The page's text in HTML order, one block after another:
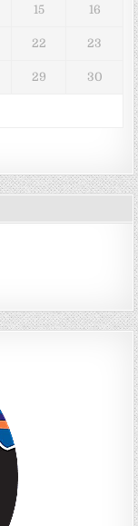
15 16
22 23
29 30